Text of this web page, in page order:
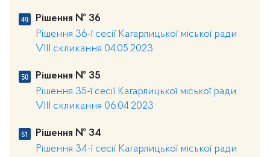
Рішення № 36
Рішення 36-ї сесії Кагарлицької міської ради
VIII скликання 04.05.2023
Рішення № 35
Рішення 35-ї сесії Кагарлицької міської ради
VIII скликання 06.04.2023
Рішення № 34
Рішення 34-ї сесії Кагарлицької міської ради